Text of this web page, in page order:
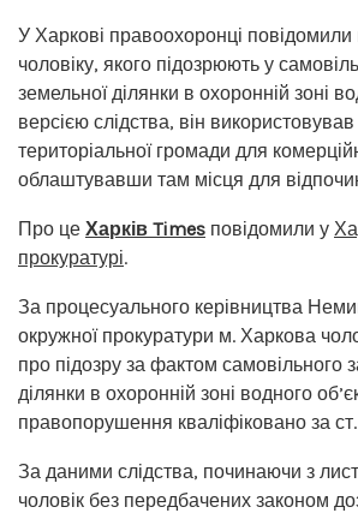
У Харкові правоохоронці повідомили
чоловіку, якого підозрюють у
земельної ділянки в охоронній зоні
версією слідства, він
територіальної громади для
облаштувавши там місця для
Про це Харків Times повідомили у
прокуратурі.
За процесуального керівництва
окружної прокуратури м. Харкова
про підозру за фактом самовільного
ділянки в охоронній зоні водного
правопорушення кваліфіковано за ст.
За даними слідства, починаючи з
чоловік без передбачених законом